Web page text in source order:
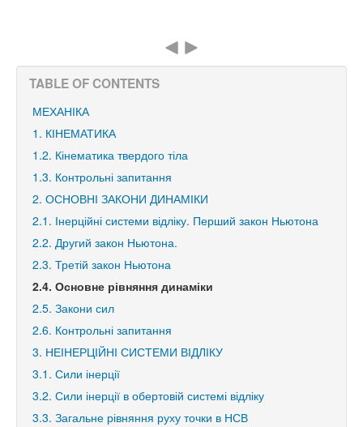
TABLE OF CONTENTS
МЕХАНІКА
1. КІНЕМАТИКА
1.2. Кінематика твердого тіла
1.3. Контрольні запитання
2. ОСНОВНІ ЗАКОНИ ДИНАМІКИ
2.1. Інерційні системи відліку. Перший закон Ньютона
2.2. Другий закон Ньютона.
2.3. Третій закон Ньютона
2.4. Основне рівняння динаміки
2.5. Закони сил
2.6. Контрольні запитання
3. НЕІНЕРЦІЙНІ СИСТЕМИ ВІДЛІКУ
3.1. Сили інерції
3.2. Сили інерції в обертовій системі відліку
3.3. Загальне рівняння руху точки в НСВ